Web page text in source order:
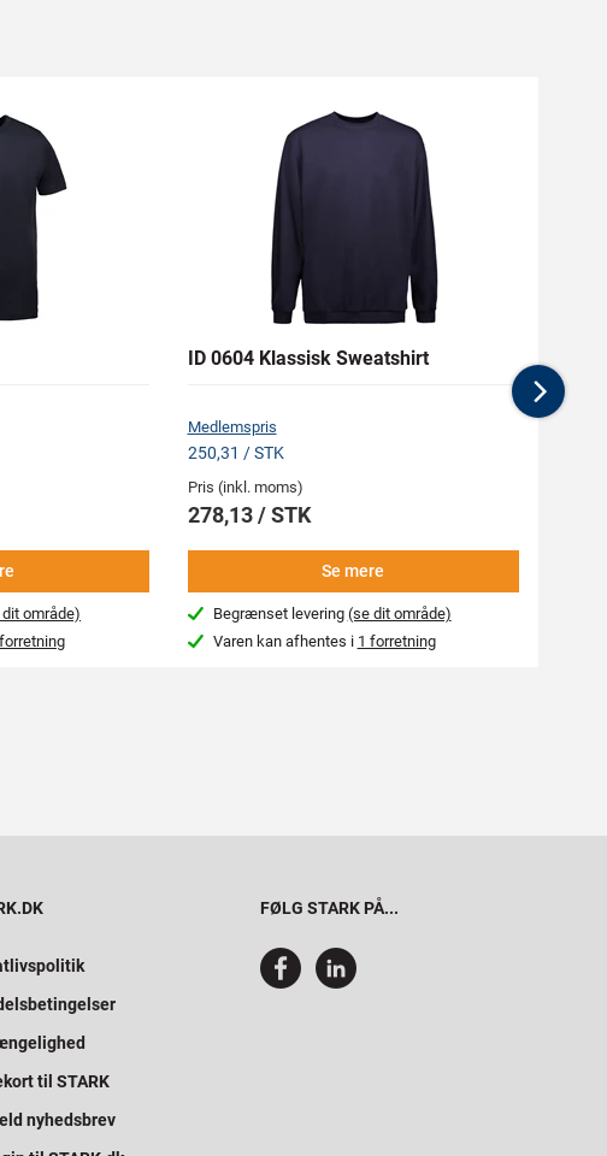
område)
ID 0604 Klassisk Sweatshirt
Medlemspris
250,31 / STK
Pris (inkl. moms)
278,13 / STK
Se mere
Begrænset levering (se dit område)
Varen kan afhentes i 1 forretning
til STARK
nyhedsbrev
FØLG STARK PÅ...